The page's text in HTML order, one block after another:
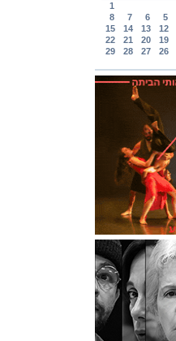
1
5
6
7
8
12
13
14
15
19
20
21
22
26
27
28
29